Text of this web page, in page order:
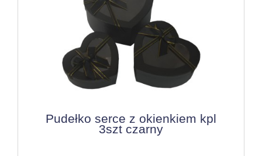
Pudełko serce z okienkiem kpl
3szt czarny